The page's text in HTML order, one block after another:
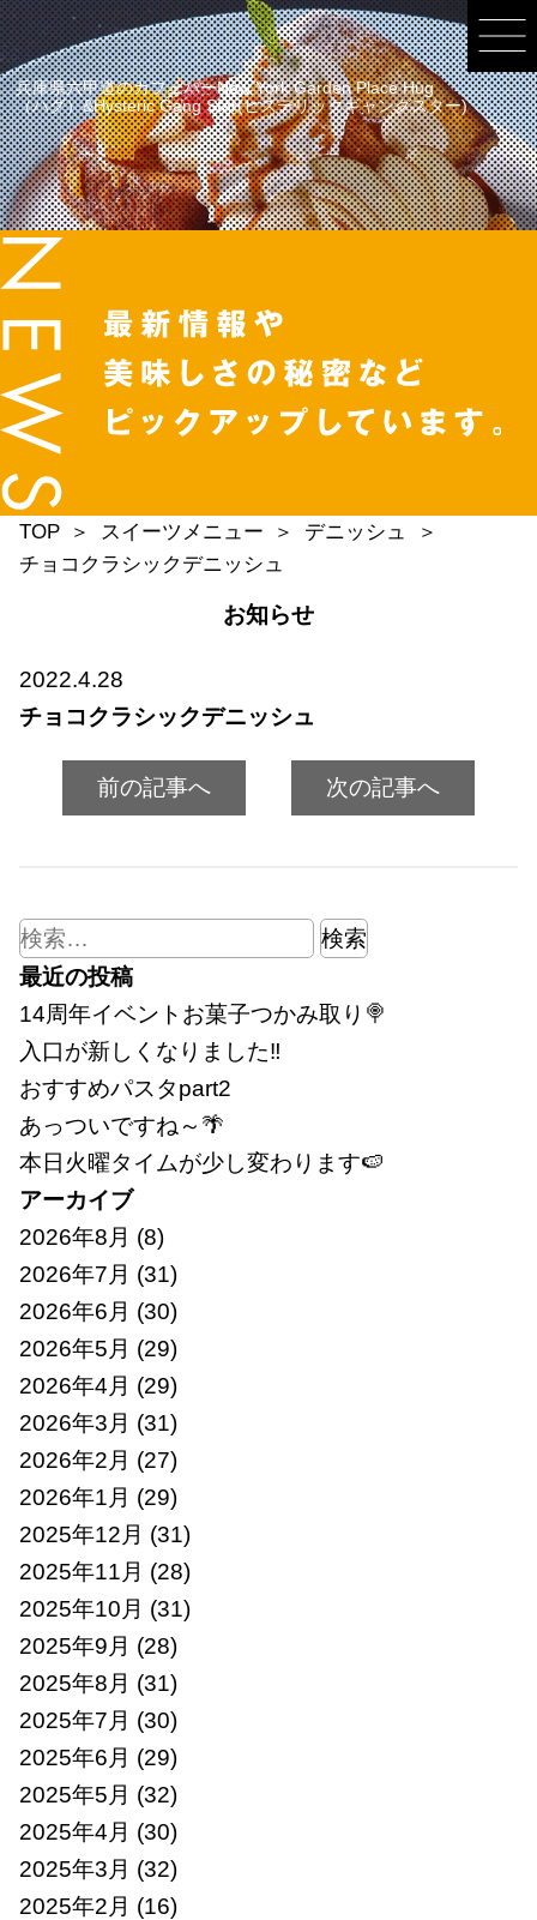
兵庫県六甲道のカフェバーNew York Garden Place Hug
（ハグ）&Hysteric Gang Star(ヒステリックギャングスター)
TOP スイーツメニュー
デニッシュ
チョコクラシックデニッシュ
お知らせ
2022.4.28
チョコクラシックデニッシュ
前の記事へ 次の記事へ
検
索:
最近の投稿
14周年イベントお菓子つかみ取り🍭
入口が新しくなりました‼
おすすめパスタpart2
あっついですね～🌴
本日火曜タイムが少し変わります🍉
アーカイブ
2026年8月 (8)
2026年7月 (31)
2026年6月 (30)
2026年5月 (29)
2026年4月 (29)
2026年3月 (31)
2026年2月 (27)
2026年1月 (29)
2025年12月 (31)
2025年11月 (28)
2025年10月 (31)
2025年9月 (28)
2025年8月 (31)
2025年7月 (30)
2025年6月 (29)
2025年5月 (32)
2025年4月 (30)
2025年3月 (32)
2025年2月 (16)